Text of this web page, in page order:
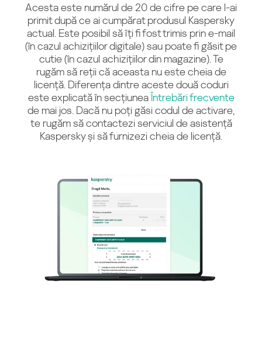
Acesta este numărul de 20 de cifre pe care l-ai
primit după ce ai cumpărat produsul Kaspersky
actual. Este posibil să îți fi fost trimis prin e-mail
(în cazul achizițiilor digitale) sau poate fi găsit pe
cutie (în cazul achizițiilor din magazine). Te
rugăm să reții că aceasta nu este cheia de
licență. Diferența dintre aceste două coduri
este explicată în secțiunea Întrebări frecvente
de mai jos. Dacă nu poți găsi codul de activare,
te rugăm să contactezi serviciul de asistență
Kaspersky și să furnizezi cheia de licență.